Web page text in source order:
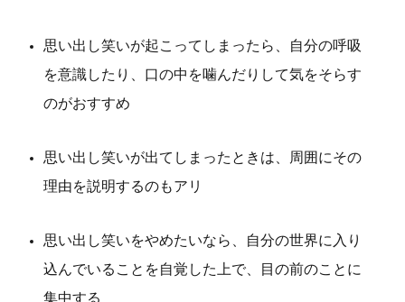
思い出し笑いが起こってしまったら、自分の呼吸
を意識したり、口の中を噛んだりして気をそらす
のがおすすめ
思い出し笑いが出てしまったときは、周囲にその
理由を説明するのもアリ
思い出し笑いをやめたいなら、自分の世界に入り
込んでいることを自覚した上で、目の前のことに
集中する